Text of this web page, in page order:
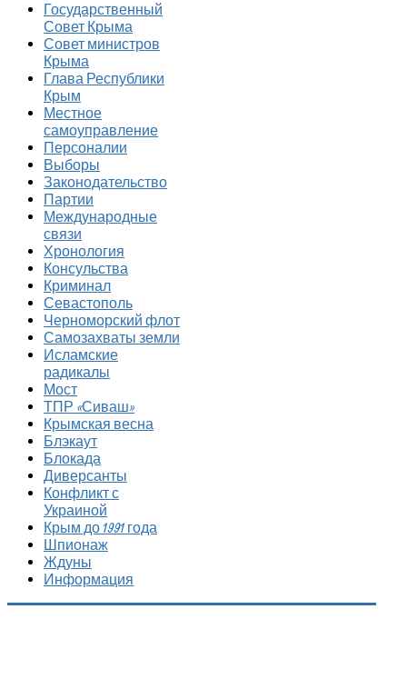
Государственный
Совет Крыма
Совет министров
Крыма
Глава Республики
Крым
Местное
самоуправление
Персоналии
Выборы
Законодательство
Партии
Международные
связи
Хронология
Консульства
Криминал
Севастополь
Черноморский флот
Самозахваты земли
Исламские
радикалы
Мост
ТПР «Сиваш»
Крымская весна
Блэкаут
Блокада
Диверсанты
Конфликт с
Украиной
Крым до 1991 года
Шпионаж
Ждуны
Информация